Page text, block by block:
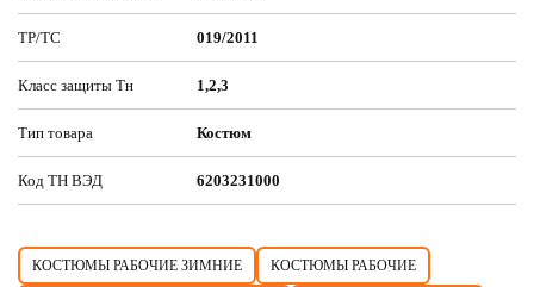
ТР/ТС 019/2011
Класс защиты Тн 1,2,3
Тип товара Костюм
Код ТН ВЭД 6203231000
КОСТЮМЫ РАБОЧИЕ ЗИМНИЕ КОСТЮМЫ РАБОЧИЕ